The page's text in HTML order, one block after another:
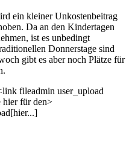
ein kleiner Unkostenbeitrag
Da an den Kindertagen
ist es unbedingt
Donnerstage sind
gibt es aber noch Plätze für
fileadmin user_upload
hier für den>
[hier...]